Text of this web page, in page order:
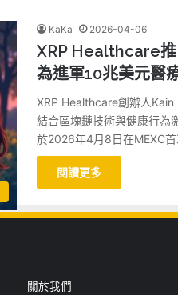
KaKa 2026-04-06
XRP Healthcare推
為進軍10兆美元醫
XRP Healthcare創辦人Kain
結合區塊鏈技術與健康行為
於2026年4月8日在MEXC首
閱讀更多
關於我們